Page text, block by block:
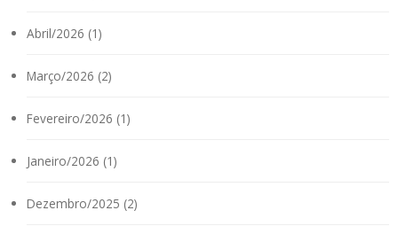
Abril/2026 (1)
Março/2026 (2)
Fevereiro/2026 (1)
Janeiro/2026 (1)
Dezembro/2025 (2)